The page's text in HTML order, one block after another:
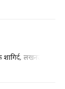
लखनऊ पर